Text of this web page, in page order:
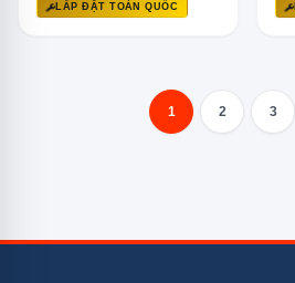
LẮP ĐẶT TOÀN QUỐC
1 2 3